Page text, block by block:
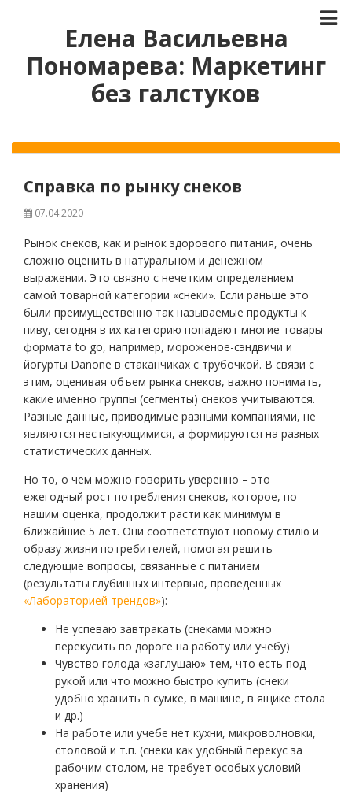
Елена Васильевна
Пономарева: Маркетинг
без галстуков
Справка по рынку снеков
07.04.2020
Рынок снеков, как и рынок здорового питания, очень
сложно оценить в натуральном и денежном
выражении. Это связно с нечетким определением
самой товарной категории «снеки». Если раньше это
были преимущественно так называемые продукты к
пиву, сегодня в их категорию попадают многие товары
формата to go, например, мороженое-сэндвичи и
йогурты Danone в стаканчиках с трубочкой. В связи с
этим, оценивая объем рынка снеков, важно понимать,
какие именно группы (сегменты) снеков учитываются.
Разные данные, приводимые разными компаниями, не
являются нестыкующимися, а формируются на разных
статистических данных.
Но то, о чем можно говорить уверенно – это
ежегодный рост потребления снеков, которое, по
нашим оценка, продолжит расти как минимум в
ближайшие 5 лет. Они соответствуют новому стилю и
образу жизни потребителей, помогая решить
следующие вопросы, связанные с питанием
(результаты глубинных интервью, проведенных
«Лабораторией трендов»):
Не успеваю завтракать (снеками можно
перекусить по дороге на работу или учебу)
Чувство голода «заглушаю» тем, что есть под
рукой или что можно быстро купить (снеки
удобно хранить в сумке, в машине, в ящике стола
и др.)
На работе или учебе нет кухни, микроволновки,
столовой и т.п. (снеки как удобный перекус за
рабочим столом, не требует особых условий
хранения)